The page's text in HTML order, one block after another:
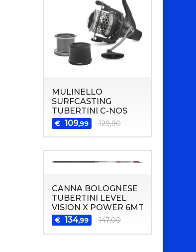
MULINELLO
SURFCASTING
TUBERTINI C-NOS
€ 109,99 129,90
CANNA BOLOGNESE
TUBERTINI LEVEL
VISION X POWER 6MT
€ 134,99 147,00